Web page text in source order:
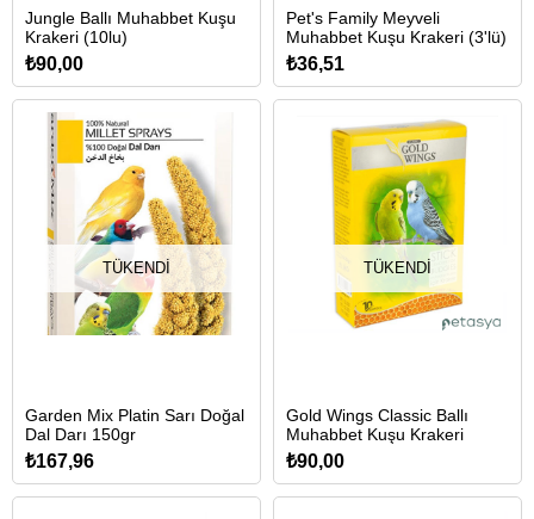
Jungle Ballı Muhabbet Kuşu
Krakeri (10lu)
₺90,00
Pet's Family Meyveli
Muhabbet Kuşu Krakeri (3'lü)
₺36,51
TÜKENDI
Garden Mix Platin Sarı Doğal
Dal Darı 150gr
₺167,96
TÜKENDI
Gold Wings Classic Ballı
Muhabbet Kuşu Krakeri
₺90,00